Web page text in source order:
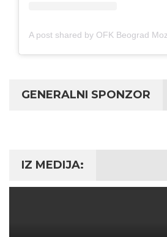
GENERALNI SPONZOR
IZ MEDIJA: